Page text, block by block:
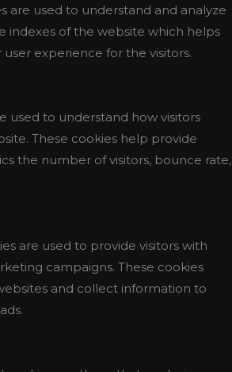
are used to understand and analyze
indexes of the website which helps
experience for the visitors.
used to understand how visitors
These cookies help provide
the number of visitors, bounce rate,
are used to provide visitors with
campaigns. These cookies
and collect information to